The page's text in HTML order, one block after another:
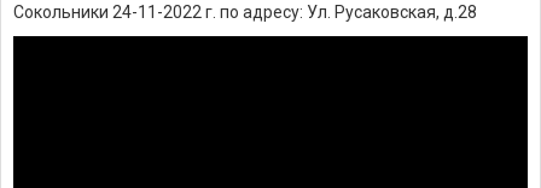
Сокольники 24-11-2022 г. по адресу: Ул. Русаковская, д.28